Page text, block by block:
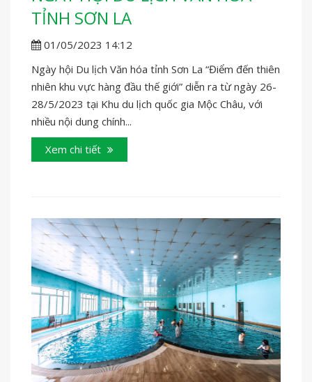
TỈNH SƠN LA
01/05/2023 14:12
Ngày hội Du lịch Văn hóa tỉnh Sơn La “Điểm đến thiên
nhiên khu vực hàng đầu thế giới” diễn ra từ ngày 26-
28/5/2023 tại Khu du lịch quốc gia Mộc Châu, với
nhiều nội dung chính...
Xem chi tiết